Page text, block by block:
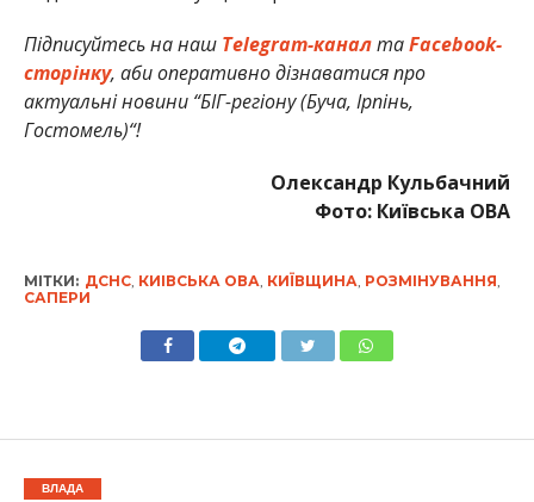
Підписуйтесь на наш Telegram-каналта Facebook-
сторінку, аби оперативно дізнаватися про
актуальні новини “БІГ-регіону (Буча, Ірпінь,
Гостомель)“!
Олександр Кульбачний
Фото: Київська ОВА
МІТКИ: ДСНС, КИІВСЬКА ОВА, КИЇВЩИНА, РОЗМІНУВАННЯ,
САПЕРИ
ВЛАДА